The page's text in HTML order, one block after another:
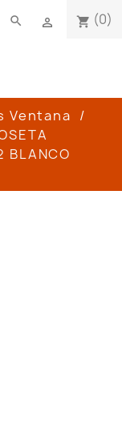
shopping_cart (0)

search
Ventana
BLANCO